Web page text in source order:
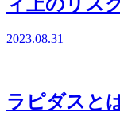
2023.08.31
ラピダスと